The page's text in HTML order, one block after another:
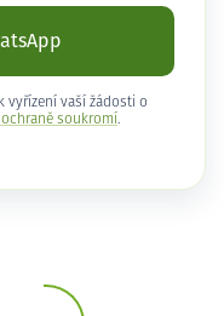
vyřízení vaší žádosti o
soukromí .